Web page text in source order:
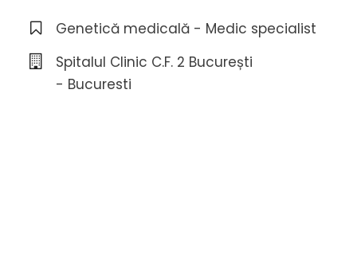
Genetică medicală - Medic specialist
Spitalul Clinic C.F. 2 București
- Bucuresti